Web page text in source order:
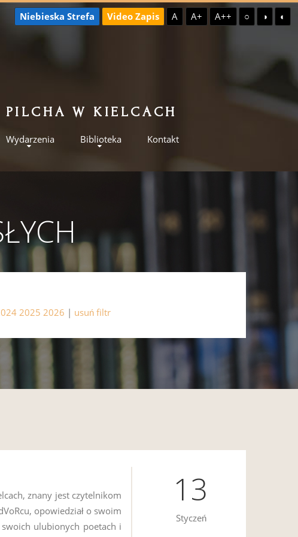
Niebieska Strefa Video Zapis A A+ A++ ○ ◑ ◐
W KIELCACH
Wydarzenia Biblioteka Kontakt
2025 2026 | usuń filtr
13
Styczeń
znany jest czytelnikom
opowiedział o swoim
ulubionych poetach i